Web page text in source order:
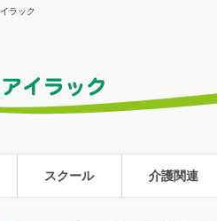
ラック
スクール 介護関連